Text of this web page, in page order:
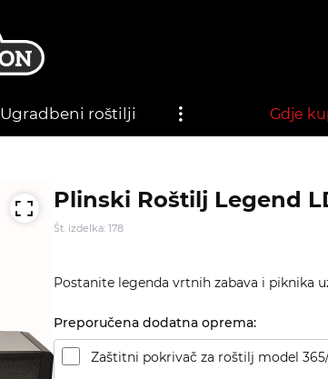
Ugradbeni roštilji Gdje
Plinski Roštilj Legend
Št. izdelka: 178
Postanite legenda vrtnih zabava i piknika
Preporučena dodatna oprema:
Zaštitni pokrivač za roštilj model